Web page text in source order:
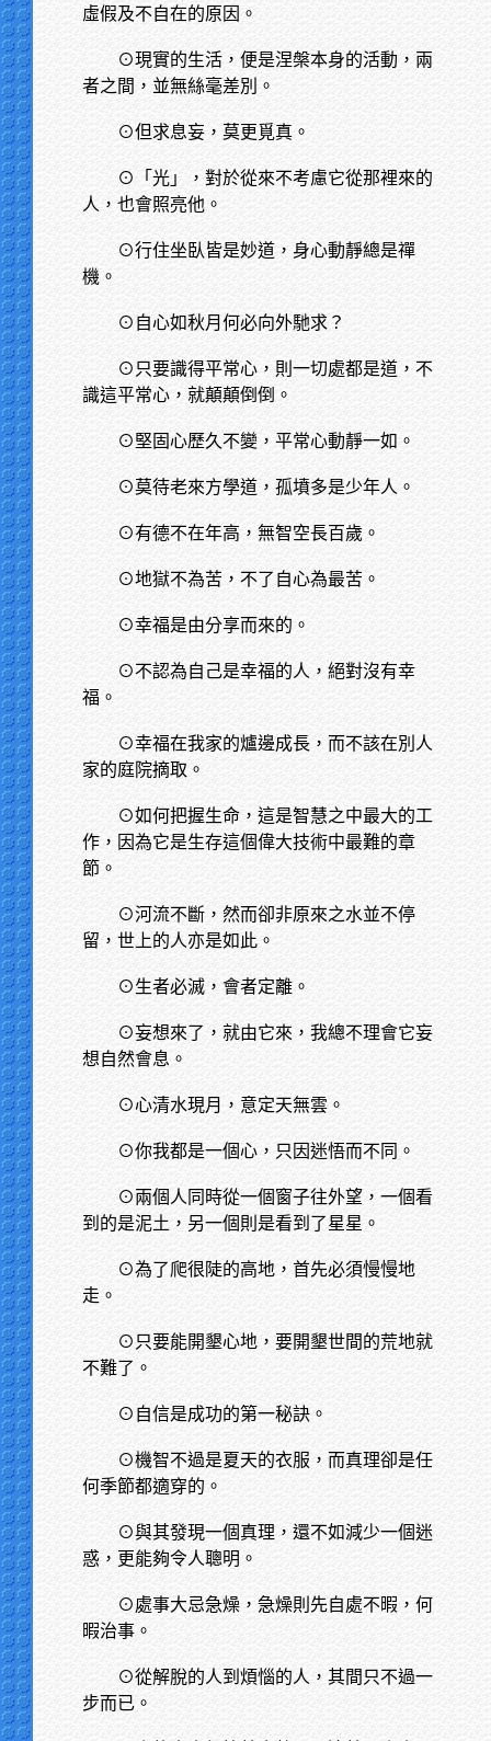
虛假及不自在的原因。
⊙現實的生活，便是涅槃本身的活動，兩
者之間，並無絲毫差別。
⊙但求息妄，莫更覓真。
⊙「光」，對於從來不考慮它從那裡來的
人，也會照亮他。
⊙行住坐臥皆是妙道，身心動靜總是禪
機。
⊙自心如秋月何必向外馳求？
⊙只要識得平常心，則一切處都是道，不
識這平常心，就顛顛倒倒。
⊙堅固心歷久不變，平常心動靜一如。
⊙莫待老來方學道，孤墳多是少年人。
⊙有德不在年高，無智空長百歲。
⊙地獄不為苦，不了自心為最苦。
⊙幸福是由分享而來的。
⊙不認為自己是幸福的人，絕對沒有幸
福。
⊙幸福在我家的爐邊成長，而不該在別人
家的庭院摘取。
⊙如何把握生命，這是智慧之中最大的工
作，因為它是生存這個偉大技術中最難的章
節。
⊙河流不斷，然而卻非原來之水並不停
留，世上的人亦是如此。
⊙生者必滅，會者定離。
⊙妄想來了，就由它來，我總不理會它妄
想自然會息。
⊙心清水現月，意定天無雲。
⊙你我都是一個心，只因迷悟而不同。
⊙兩個人同時從一個窗子往外望，一個看
到的是泥土，另一個則是看到了星星。
⊙為了爬很陡的高地，首先必須慢慢地
走。
⊙只要能開墾心地，要開墾世間的荒地就
不難了。
⊙自信是成功的第一秘訣。
⊙機智不過是夏天的衣服，而真理卻是任
何季節都適穿的。
⊙與其發現一個真理，還不如減少一個迷
惑，更能夠令人聰明。
⊙處事大忌急燥，急燥則先自處不暇，何
暇治事。
⊙從解脫的人到煩惱的人，其間只不過一
步而已。